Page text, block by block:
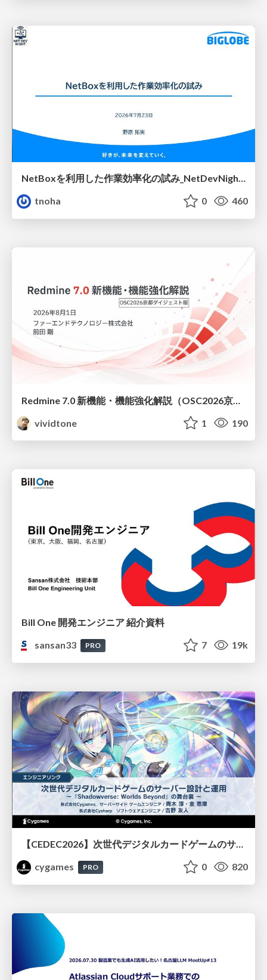
NetBoxを利用した作業効率化の試み_NetDevNight4
tnoha
0 460
vividtone
1 190
Bill One 開発エンジニア 紹介資料
sansan33
PRO 7 19k
【CEDEC2026】次世代デジタルカードゲームのサーバー設計と運用 〜『Shadowverse: Worlds Beyond』の舞台裏～
cygames
PRO 0 820